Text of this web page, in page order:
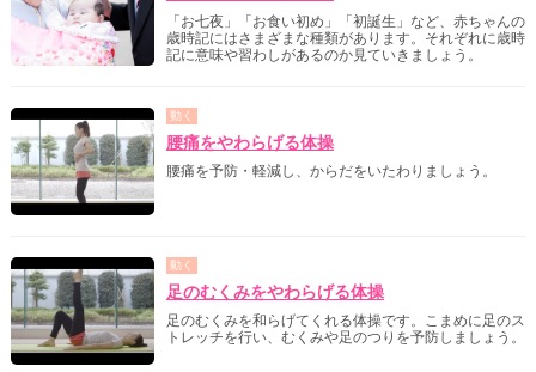
「お七夜」「お食い初め」「初誕生」など、赤ちゃんの
歳時記にはさまざまな種類があります。それぞれに歳時
記に意味や習わしがあるのか見ていきましょう。
動く
腰痛をやわらげる体操
腰痛を予防・軽減し、からだをいたわりましょう。
動く
足のむくみをやわらげる体操
足のむくみを和らげてくれる体操です。こまめに足のス
トレッチを行い、むくみや足のつりを予防しましょう。